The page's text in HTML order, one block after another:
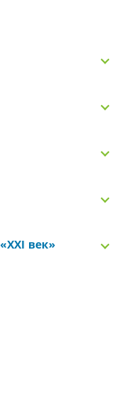
век»